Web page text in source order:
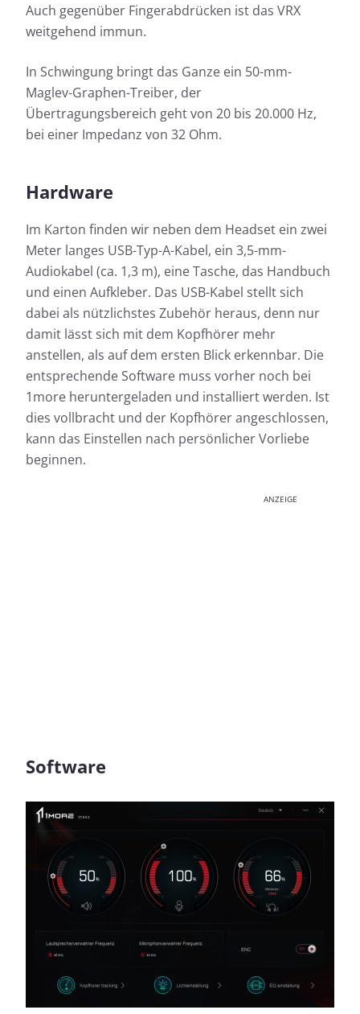
Auch gegenüber Fingerabdrücken ist das VRX
weitgehend immun.
In Schwingung bringt das Ganze ein 50-mm-
Maglev-Graphen-Treiber, der
Übertragungsbereich geht von 20 bis 20.000 Hz,
bei einer Impedanz von 32 Ohm.
Hardware
Im Karton finden wir neben dem Headset ein zwei
Meter langes USB-Typ-A-Kabel, ein 3,5-mm-
Audiokabel (ca. 1,3 m), eine Tasche, das Handbuch
und einen Aufkleber. Das USB-Kabel stellt sich
dabei als nützlichstes Zubehör heraus, denn nur
damit lässt sich mit dem Kopfhörer mehr
anstellen, als auf dem ersten Blick erkennbar. Die
entsprechende Software muss vorher noch bei
1more heruntergeladen und installiert werden. Ist
dies vollbracht und der Kopfhörer angeschlossen,
kann das Einstellen nach persönlicher Vorliebe
beginnen.
ANZEIGE
Software